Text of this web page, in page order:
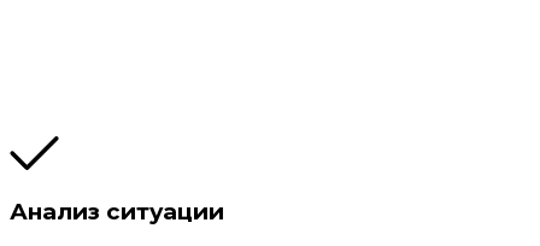
Анализ ситуации